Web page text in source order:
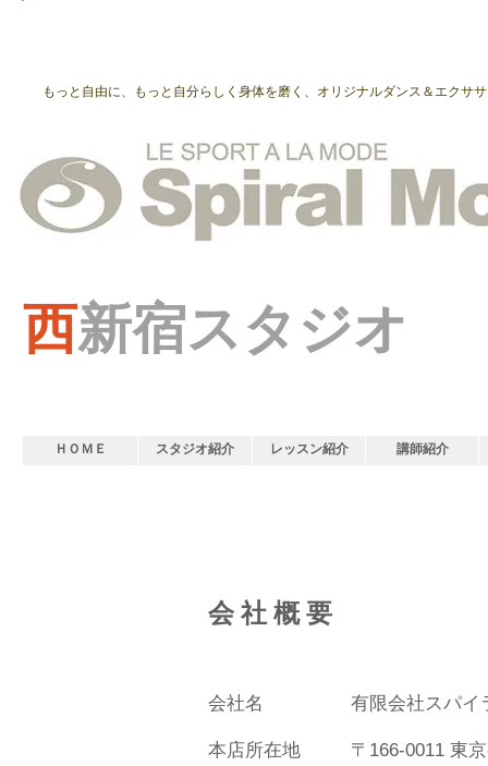
もっと自由に、もっと自分らしく身体を磨く、オリジナルダンス＆エクサ
西新宿スタジオ
ＨＯＭＥ スタジオ紹介 レッスン紹介 講師紹介
会 社 概 要
会社名
本店所在地
有限会社スパイ
〒166-0011 東